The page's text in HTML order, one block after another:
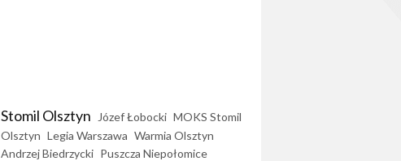
Stomil Olsztyn Józef Łobocki MOKS Stomil
Olsztyn Legia Warszawa Warmia Olsztyn
Andrzej Biedrzycki Puszcza Niepołomice